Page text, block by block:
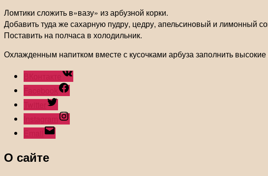
Ломтики сложить в»вазу» из арбузной корки.
Добавить туда же сахарную пудру, цедру, апельсиновый и лимонный
Поставить на полчаса в холодильник.
Охлажденным напитком вместе с кусочками арбуза заполнить
О сайте